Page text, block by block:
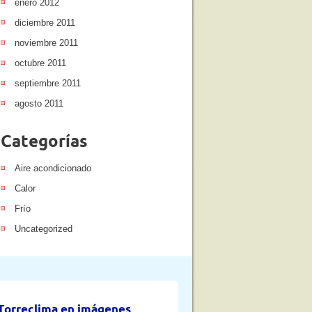
enero 2012
diciembre 2011
noviembre 2011
octubre 2011
septiembre 2011
agosto 2011
Categorías
Aire acondicionado
Calor
Frío
Uncategorized